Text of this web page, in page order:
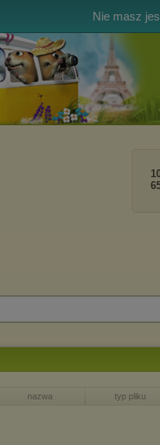
Nie masz
nazwa typ pliku